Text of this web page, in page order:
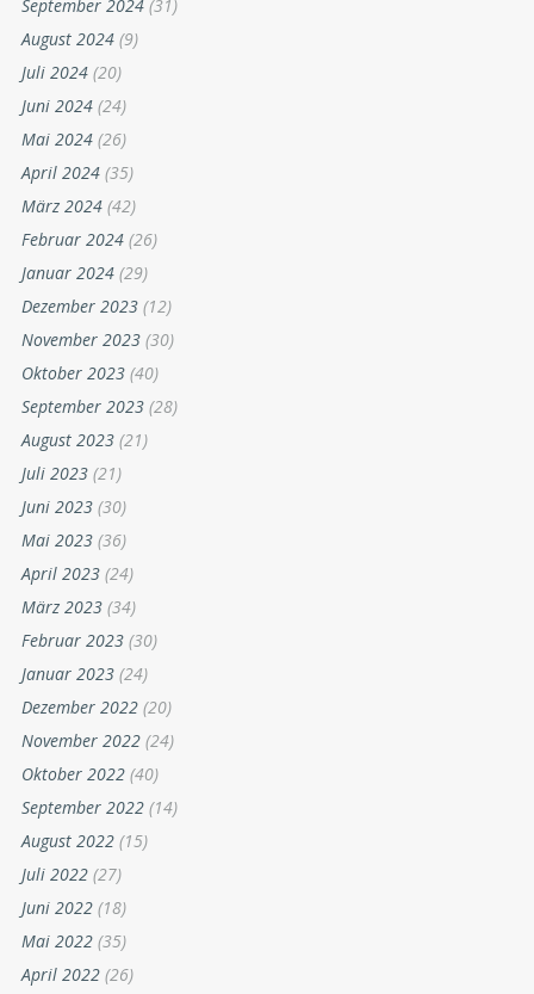
September 2024 (31)
August 2024 (9)
Juli 2024 (20)
Juni 2024 (24)
Mai 2024 (26)
April 2024 (35)
März 2024 (42)
Februar 2024 (26)
Januar 2024 (29)
Dezember 2023 (12)
November 2023 (30)
Oktober 2023 (40)
September 2023 (28)
August 2023 (21)
Juli 2023 (21)
Juni 2023 (30)
Mai 2023 (36)
April 2023 (24)
März 2023 (34)
Februar 2023 (30)
Januar 2023 (24)
Dezember 2022 (20)
November 2022 (24)
Oktober 2022 (40)
September 2022 (14)
August 2022 (15)
Juli 2022 (27)
Juni 2022 (18)
Mai 2022 (35)
April 2022 (26)